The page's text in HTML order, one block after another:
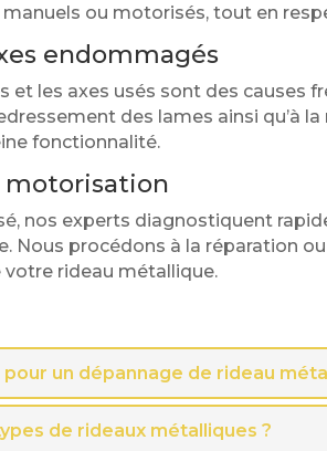
ou motorisés, tout en
endommagés
et les axes usés sont des causes
des lames ainsi qu’à
fonctionnalité.
motorisation
nos experts diagnostiquent
Nous procédons à la réparation
rideau métallique.
un dépannage de rideau
de rideaux métalliques ?